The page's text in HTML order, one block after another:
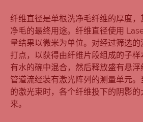
纤维直径是单根洗净毛纤维的厚度
净毛的最终用途。纤维直径使用
量结果以微米为单位。对经过筛选
打点，以获得由纤维片段组成的子
有水的碗中混合，然后释放盛有悬
管道流经装有激光阵列的测量单元
的激光束时，各个纤维投下的阴影
来。